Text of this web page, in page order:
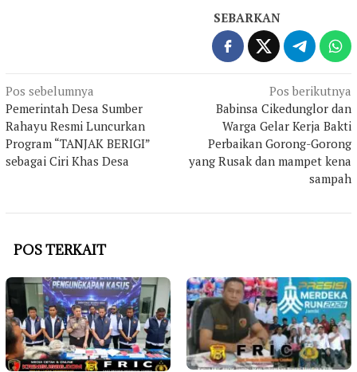
SEBARKAN
Navigasi
pos
Pos sebelumnya
Pemerintah Desa Sumber
Rahayu Resmi Luncurkan
Program “TANJAK BERIGI”
sebagai Ciri Khas Desa
Pos berikutnya
Babinsa Cikedunglor dan
Warga Gelar Kerja Bakti
Perbaikan Gorong-Gorong
yang Rusak dan mampet kena
sampah
POS TERKAIT